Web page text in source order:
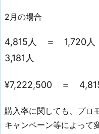
2月の場合
4,815人 ＝
3,181人
¥7,222,500 ＝
購入率に関しても、プロ
キャンペーン等によって